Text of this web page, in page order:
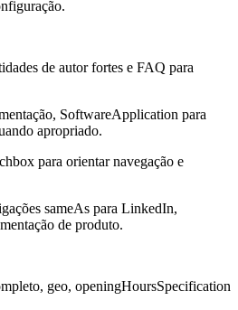
de autor fortes e FAQ para
SoftwareApplication para
apropriado.
para orientar navegação e
sameAs para LinkedIn,
de produto.
geo, openingHoursSpecification